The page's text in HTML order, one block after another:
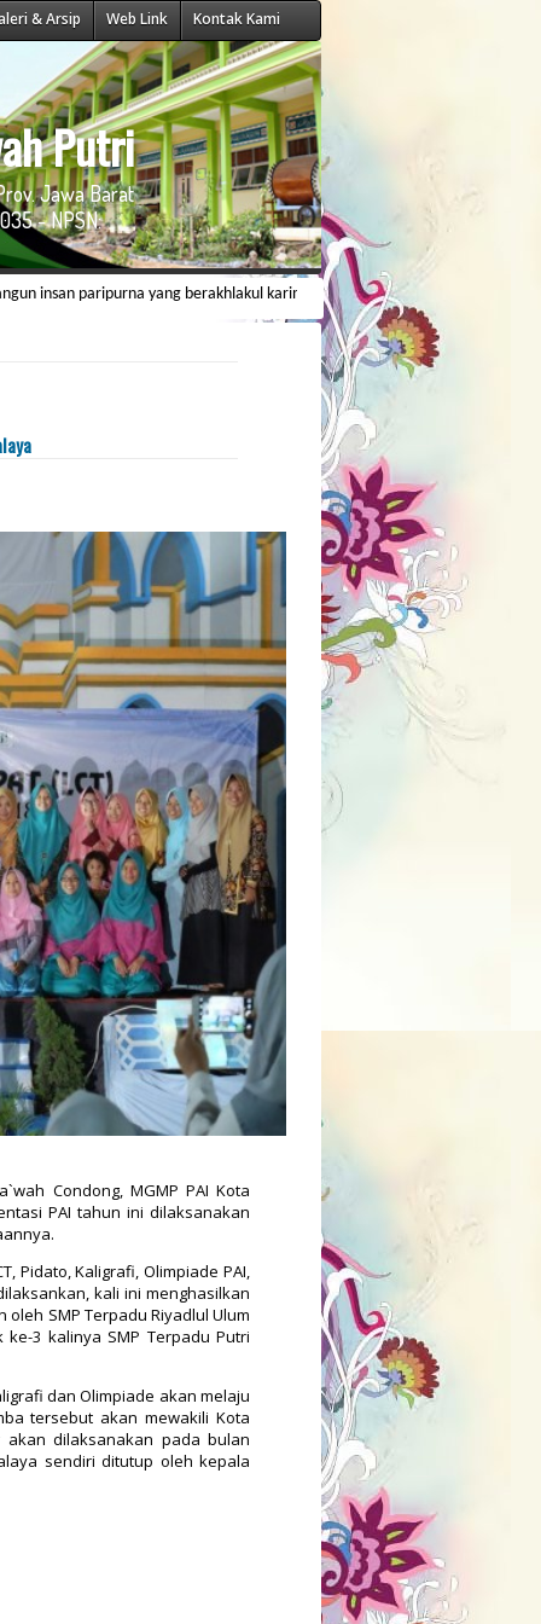
& Arsip Web Link Kontak Kami
Putri
Jawa Barat
- NPSN:
paripurna yang berakhlakul karimah, berwawasan ilmiyah dan memiliki
Condong, MGMP PAI Kota
PAI tahun ini dilaksanakan
Pidato, Kaligrafi, Olimpiade PAI,
kali ini menghasilkan
SMP Terpadu Riyadlul Ulum
3 kalinya SMP Terpadu Putri
dan Olimpiade akan melaju
tersebut akan mewakili Kota
akan dilaksanakan pada bulan
sendiri ditutup oleh kepala